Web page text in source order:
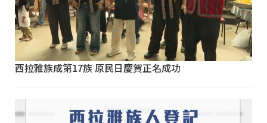
西拉雅族成第17族 原民日慶賀正名成功